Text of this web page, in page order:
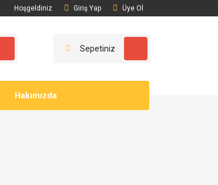
Hoşgeldiniz Giriş Yap Üye Ol
Sepetiniz
Hakımızda